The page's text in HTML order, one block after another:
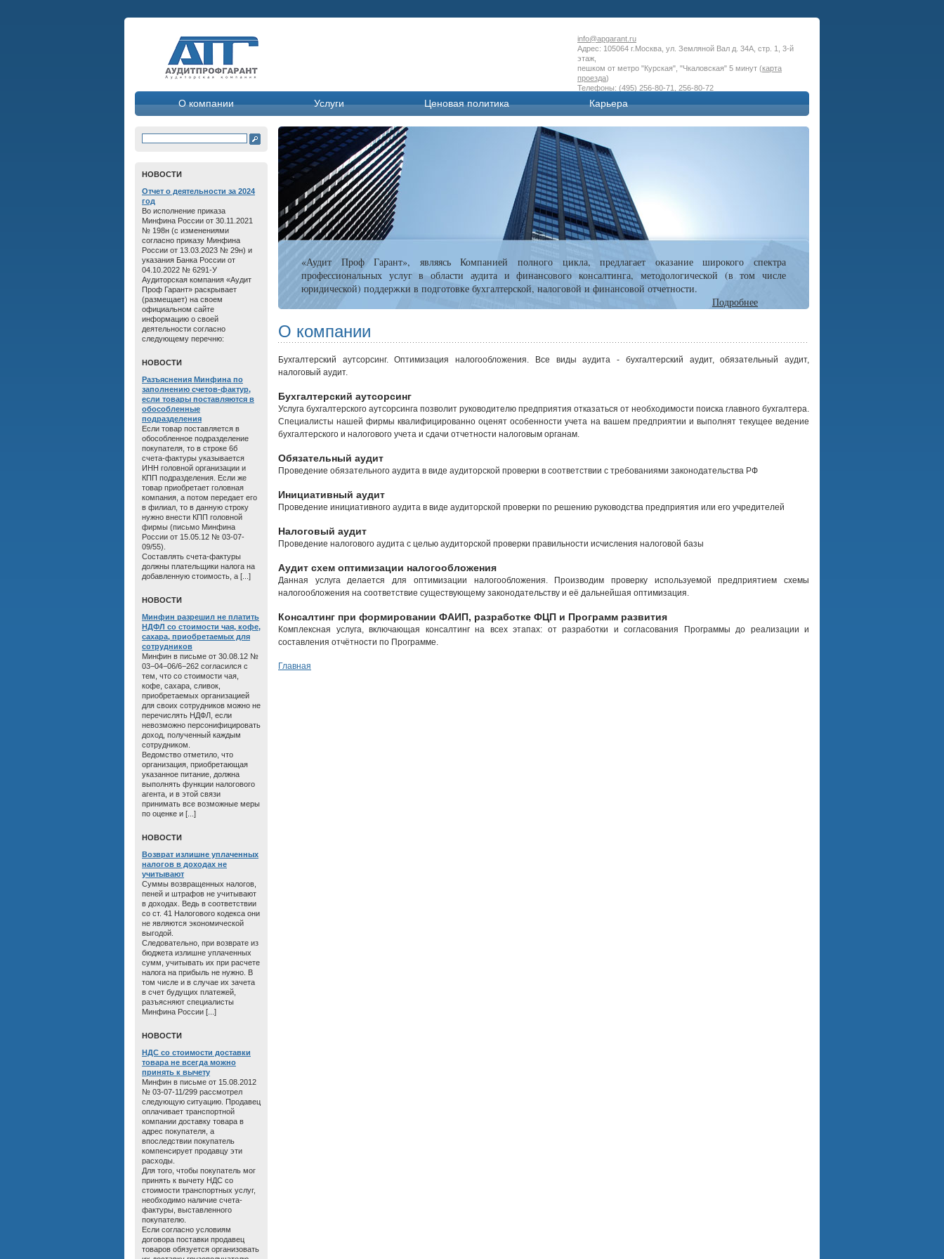
info@apgarant.ru
Адрес: 105064 г.Москва, ул. Земляной Вал д. 34А, стр. 1, 3-й
этаж,
пешком от метро "Курская", "Чкаловская" 5 минут (карта
проезда)
Телефоны: (495) 256-80-71, 256-80-72
О компании Услуги Ценовая политика Карьера
«Аудит Проф Гарант», являясь Компанией полного цикла, предлагает оказание широкого спектра
профессиональных услуг в области аудита и финансового консалтинга, методологической (в том числе
юридической) поддержки в подготовке бухгалтерской, налоговой и финансовой отчетности.
Подробнее
О компании
Бухгалтерский аутсорсинг. Оптимизация налогообложения. Все виды аудита - бухгалтерский аудит, обязательный аудит,
налоговый аудит.
Бухгалтерский аутсорсинг
Услуга бухгалтерского аутсорсинга позволит руководителю предприятия отказаться от необходимости поиска главного бухгалтера.
Специалисты нашей фирмы квалифицированно оценят особенности учета на вашем предприятии и выполнят текущее ведение
бухгалтерского и налогового учета и сдачи отчетности налоговым органам.
Обязательный аудит
Проведение обязательного аудита в виде аудиторской проверки в соответствии с требованиями законодательства РФ
Инициативный аудит
Проведение инициативного аудита в виде аудиторской проверки по решению руководства предприятия или его учредителей
Налоговый аудит
Проведение налогового аудита с целью аудиторской проверки правильности исчисления налоговой базы
Аудит схем оптимизации налогообложения
Данная услуга делается для оптимизации налогообложения. Производим проверку используемой предприятием схемы
налогообложения на соответствие существующему законодательству и её дальнейшая оптимизация.
Консалтинг при формировании ФАИП, разработке ФЦП и Программ развития
Комплексная услуга, включающая консалтинг на всех этапах: от разработки и согласования Программы до реализации и
составления отчётности по Программе.
Главная
HОВОСТИ
Отчет о дeятельнoсти зa 2024
год
Во исполнение приказа
Минфина России от 30.11.2021
№ 198н (с изменениями
согласно приказу Минфина
России от 13.03.2023 № 29н) и
указания Банка России от
04.10.2022 № 6291-У
Аудиторская компания «Аудит
Проф Гарант» раскрывает
(размещает) на своем
официальном сайте
информацию о своей
деятельности согласно
следующему перечню:
HОВОСТИ
Разъяснения Минфина по
заполнению счетов-фактур,
если товары поставляются в
обособленные
подразделения
Если товар поставляется в
обособленное подразделение
покупателя, то в строке 6б
счета-фактуры указывается
ИНН головной организации и
КПП подразделения. Если же
товар приобретает головная
компания, а потом передает его
в филиал, то в данную строку
нужно внести КПП головной
фирмы (письмо Минфина
России от 15.05.12 № 03-07-
09/55).
Составлять счета-фактуры
должны плательщики налога на
добавленную стоимость, а [...]
HОВОСТИ
Минфин разрешил не платить
НДФЛ со стоимости чая, кофе,
сахара, приобретаемых для
сотрудников
Минфин в письме от 30.08.12 №
03−04−06/6−262 согласился с
тем, что со стоимости чая,
кофе, сахара, сливок,
приобретаемых организацией
для своих сотрудников можно не
перечислять НДФЛ, если
невозможно персонифицировать
доход, полученный каждым
сотрудником.
Ведомство отметило, что
организация, приобретающая
указанное питание, должна
выполнять функции налогового
агента, и в этой связи
принимать все возможные меры
по оценке и [...]
HОВОСТИ
Возврат излишне уплаченных
налогов в доходах не
учитывают
Суммы возвращенных налогов,
пеней и штрафов не учитывают
в доходах. Ведь в соответствии
со ст. 41 Налогового кодекса они
не являются экономической
выгодой.
Следовательно, при возврате из
бюджета излишне уплаченных
сумм, учитывать их при расчете
налога на прибыль не нужно. В
том числе и в случае их зачета
в счет будущих платежей,
разъясняют специалисты
Минфина России [...]
HОВОСТИ
НДС со стоимости доставки
товара не всегда можно
принять к вычету
Минфин в письме от 15.08.2012
№ 03-07-11/299 рассмотрел
следующую ситуацию. Продавец
оплачивает транспортной
компании доставку товара в
адрес покупателя, а
впоследствии покупатель
компенсирует продавцу эти
расходы.
Для того, чтобы покупатель мог
принять к вычету НДС со
стоимости транспортных услуг,
необходимо наличие счета-
фактуры, выставленного
покупателю.
Если согласно условиям
договора поставки продавец
товаров обязуется организовать